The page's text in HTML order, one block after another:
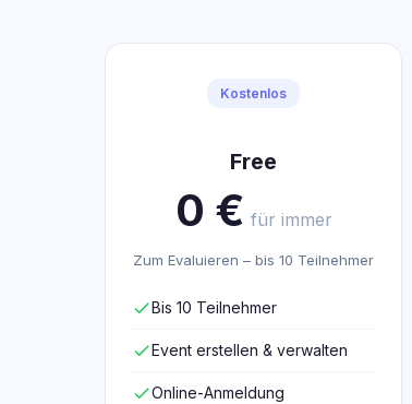
Kostenlos
Free
0 € für immer
Zum Evaluieren – bis 10 Teilnehmer
checkBis 10 Teilnehmer
checkEvent erstellen & verwalten
checkOnline-Anmeldung